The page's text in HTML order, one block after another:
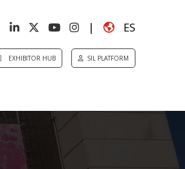
| ES
EXHIBITOR HUB SIL PLATFORM